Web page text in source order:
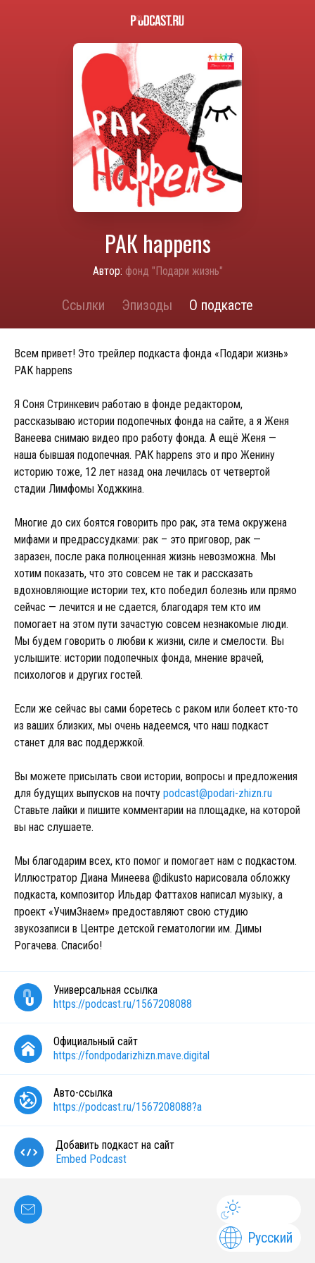
РАК happens
Автор: фонд "Подари жизнь"
Ссылки Эпизоды О подкасте
Всем привет! Это трейлер подкаста фонда «Подари жизнь»
РАК happens
Я Соня Стринкевич работаю в фонде редактором,
рассказываю истории подопечных фонда на сайте, а я Женя
Ванеева снимаю видео про работу фонда. А ещё Женя —
наша бывшая подопечная. РАК happens это и про Женину
историю тоже, 12 лет назад она лечилась от четвертой
стадии Лимфомы Ходжкина.
Многие до сих боятся говорить про рак, эта тема окружена
мифами и предрассудками: рак – это приговор, рак —
заразен, после рака полноценная жизнь невозможна. Мы
хотим показать, что это совсем не так и рассказать
вдохновляющие истории тех, кто победил болезнь или прямо
сейчас — лечится и не сдается, благодаря тем кто им
помогает на этом пути зачастую совсем незнакомые люди.
Мы будем говорить о любви к жизни, силе и смелости. Вы
услышите: истории подопечных фонда, мнение врачей,
психологов и других гостей.
Если же сейчас вы сами боретесь с раком или болеет кто-то
из ваших близких, мы очень надеемся, что наш подкаст
станет для вас поддержкой.
Вы можете присылать свои истории, вопросы и предложения
для будущих выпусков на почту podcast@podari-zhizn.ru
Ставьте лайки и пишите комментарии на площадке, на которой
вы нас слушаете.
Мы благодарим всех, кто помог и помогает нам с подкастом.
Иллюстратор Диана Минеева @dikusto нарисовала обложку
подкаста, композитор Ильдар Фаттахов написал музыку, а
проект «УчимЗнаем» предоставляют свою студию
звукозаписи в Центре детской гематологии им. Димы
Рогачева. Спасибо!
Универсальная ссылка
https://podcast.ru/1567208088
Официальный сайт
https://fondpodarizhizn.mave.digital
Авто-ссылка
https://podcast.ru/1567208088?a
Добавить подкаст на сайт
Embed Podcast
Русский